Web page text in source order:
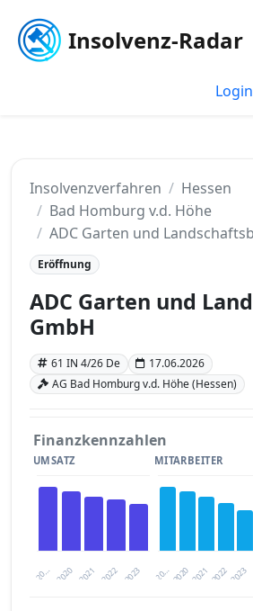
Insolvenz-Radar
Login
Insolvenzverfahren
Hessen
Bad Homburg v.d. Höhe
ADC Garten und
Eröffnung
ADC Garten und
GmbH
61 IN 4/26 De
17.06.2026
AG Bad Homburg v.d. Höhe (Hessen)
Finanzkennzahlen
UMSATZ
20… 2021 2023
2020 2022
MITARBEITER
20… 2021 2023
2020 2022